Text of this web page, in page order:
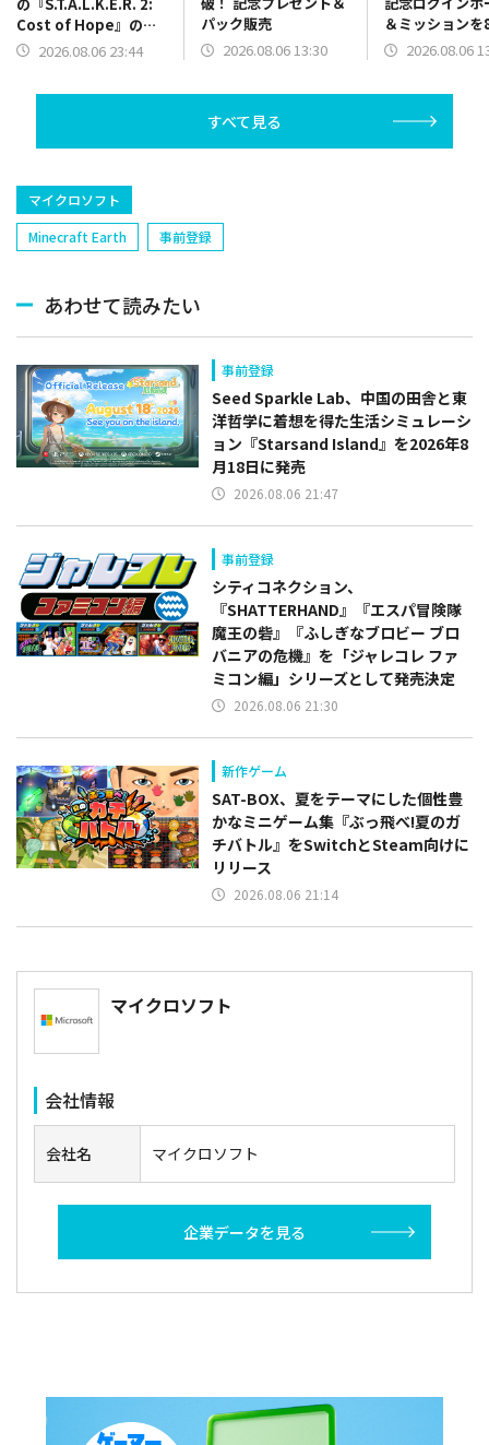
Cost of Hope』のロ
ケーションを紹介する
2026.08.06 23:44
パック販売
2026.08.06 13:30
＆ミッション
13時より開催
2026.08.06
すべて見る
マイクロソフト
Minecraft Earth
事前登録
あわせて読みたい
事前登録
Seed Sparkle Lab、中国の田舎と東
洋哲学に着想を得た生活シミュレーシ
ョン『Starsand Island』を2026年8
月18日に発売
2026.08.06 21:47
事前登録
シティコネクション、
『SHATTERHAND』『エスパ冒険隊
魔王の砦』『ふしぎなブロビー ブロ
バニアの危機』を「ジャレコレ ファ
ミコン編」シリーズとして発売決定
2026.08.06 21:30
新作ゲーム
SAT-BOX、夏をテーマにした個性豊
かなミニゲーム集『ぶっ飛べ!夏のガ
チバトル』をSwitchとSteam向けに
リリース
2026.08.06 21:14
マイクロソフト
会社情報
会社名 マイクロソフト
企業データを見る